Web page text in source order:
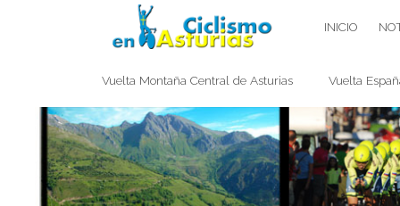
CICLISMO EN ASTURIAS INICIO
Vuelta Montaña Central de Asturias Vuelta